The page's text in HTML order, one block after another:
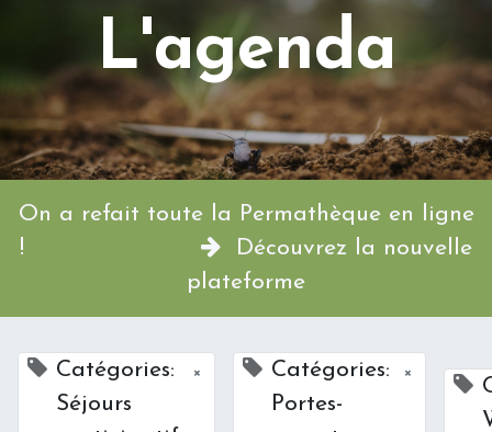
L'agenda
On a refait toute la Permathèque en ligne
!
Découvrez la nouvelle
plateforme
Catégories:
Séjours
×
Catégories:
Portes-
×